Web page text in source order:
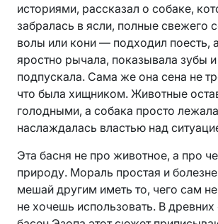
историями, рассказал о собаке,
забралась в ясли, полные свежего
волы или кони — подходил поесть,
яростно рычала, показывала зубы
подпускала. Сама же она сена не
что была хищником. Животные
голодными, а собака просто
наслаждалась властью над
Эта басня не про животное, а про
природу. Мораль простая и
мешай другим иметь то, чего сам
не хочешь использовать. В древних